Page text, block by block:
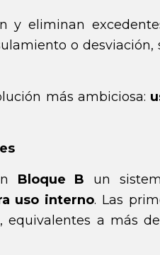
y eliminan
o
más ambiciosa:
Bloque B un
uso interno. Las
, equivalentes a más de